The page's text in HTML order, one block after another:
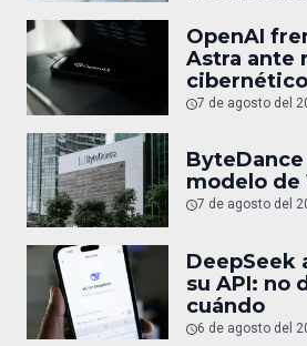
OpenAI
Astra ante
cibernético
7 de agosto del
modelo de
7 de agosto del
DeepSeek
su API: no
cuándo
6 de agosto del